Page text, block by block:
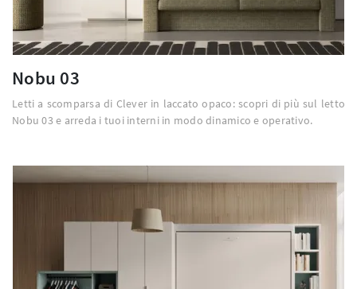
Nobu 03
Letti a scomparsa di Clever in laccato opaco: scopri di più sul letto
Nobu 03 e arreda i tuoi interni in modo dinamico e operativo.